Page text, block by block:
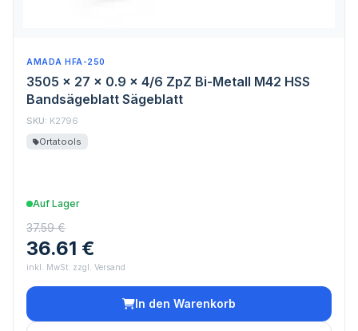
AMADA HFA-250
3505 x 27 x 0.9 x 4/6 ZpZ Bi-Metall M42 HSS
Bandsägeblatt Sägeblatt
SKU: K2796
Ortatools
Auf Lager
37.59 €
36.61 €
inkl. MwSt. zzgl. Versand
In den Warenkorb